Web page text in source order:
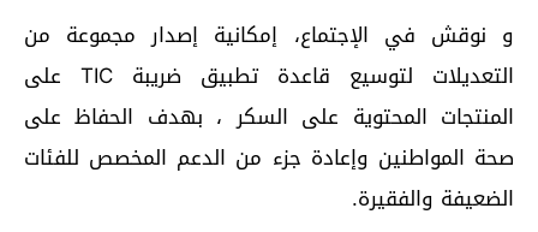
و نوقش في الإجتماع، إمكانية إصدار مجموعة من
التعديلات لتوسيع قاعدة تطبيق ضريبة TIC على
المنتجات المحتوية على السكر ، بهدف الحفاظ على
صحة المواطنين وإعادة جزء من الدعم المخصص للفئات
الضعيفة والفقيرة.